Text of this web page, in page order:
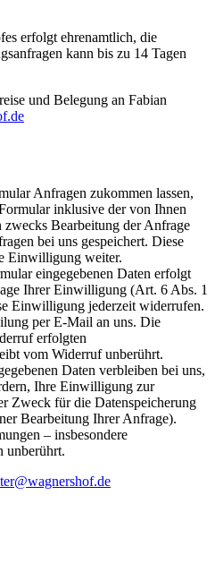
erfolgt ehrenamtlich, die
kann bis zu 14 Tagen
und Belegung an Fabian
Anfragen zukommen lassen,
inklusive der von Ihnen
zwecks Bearbeitung der Anfrage
bei uns gespeichert. Diese
Einwilligung weiter.
eingegebenen Daten erfolgt
Ihrer Einwilligung (Art. 6 Abs. 1
Einwilligung jederzeit widerrufen.
per E-Mail an uns. Die
erfolgten
vom Widerruf unberührt.
Daten verbleiben bei uns,
Ihre Einwilligung zur
Zweck für die Datenspeicherung
Bearbeitung Ihrer Anfrage).
– insbesondere
unberührt.